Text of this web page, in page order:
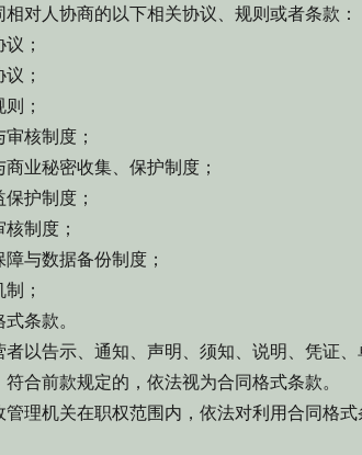
对人协商的以下相关协议、规则或者条款：
；
；
；
核制度；
秘密收集、保护制度；
护制度；
制度；
与数据备份制度；
；
条款。
告示、通知、声明、须知、说明、凭证、
合前款规定的，依法视为合同格式条款。
理机关在职权范围内，依法对利用合同格